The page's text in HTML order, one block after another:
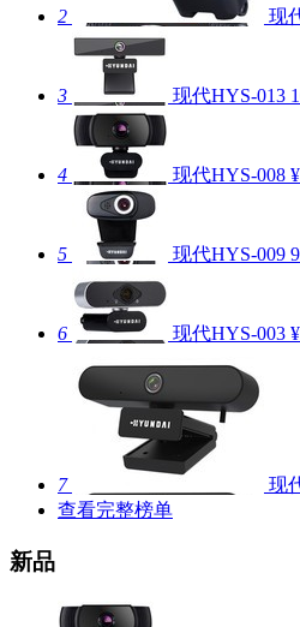
2 现
3 现代HYS-013
4 现代HYS-008
5 现代HYS-009
6 现代HYS-003
7 现
查看完整榜单
新品